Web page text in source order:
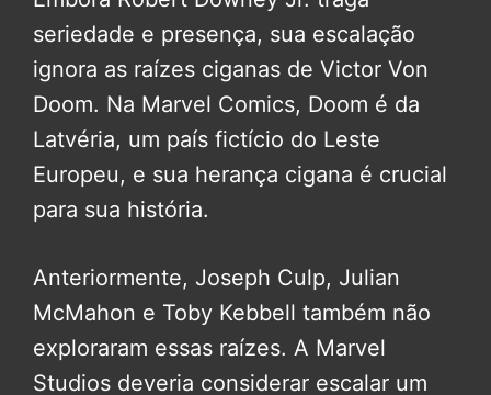
seriedade e presença, sua escalação
ignora as raízes ciganas de Victor Von
Doom. Na Marvel Comics, Doom é da
Latvéria, um país fictício do Leste
Europeu, e sua herança cigana é crucial
para sua história.
Anteriormente, Joseph Culp, Julian
McMahon e Toby Kebbell também não
exploraram essas raízes. A Marvel
Studios deveria considerar escalar um